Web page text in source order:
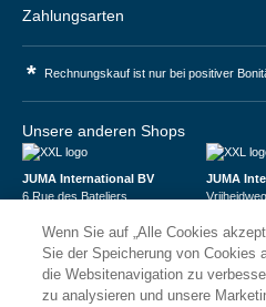
Zahlungsarten
* Rechnungskauf ist nur bei positiver
Unsere anderen Shops
JUMA International BV
6 Rue des Bateliers
Numéro de TVA : FR59815313275
Numéro Siren : 815313275
JUMA
BTW:
K.V.K.:
Wenn Sie auf „Alle Cookies
Sie der Speicherung von Cookies
die Websitenavigation zu
zu analysieren und unsere